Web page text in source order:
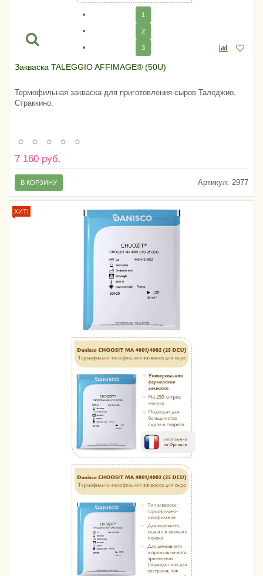
1
2
3
Закваска TALEGGIO AFFIMAGE® (50U)
Термофильная закваска для приготовления сыров Таледжио,
Страккино.
7 160 руб.
Артикул: 2977
В КОРЗИНУ
ХИТ!